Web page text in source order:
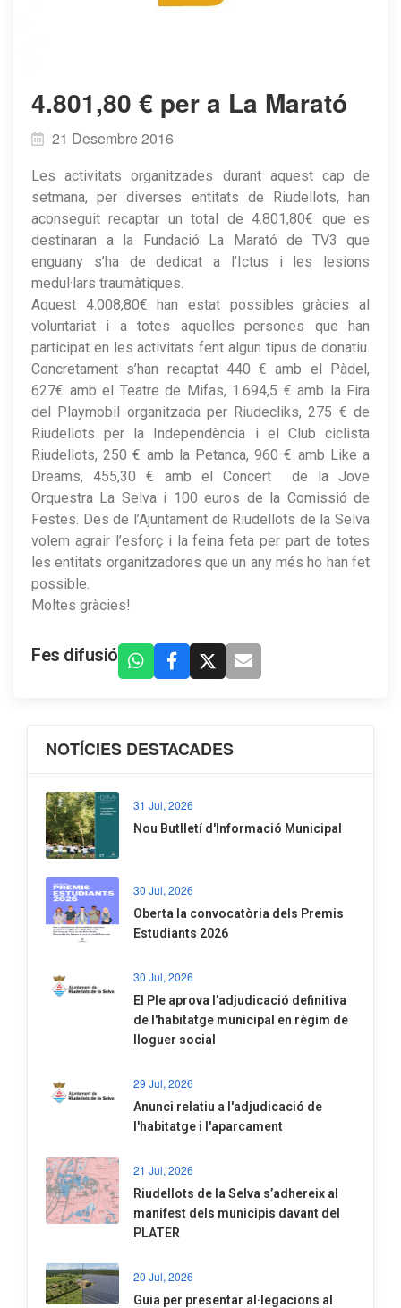
4.801,80 € per a La Marató
21 Desembre 2016
Les activitats organitzades durant aquest cap de
setmana, per diverses entitats de Riudellots, han
aconseguit recaptar un total de 4.801,80€ que es
destinaran a la Fundació La Marató de TV3 que
enguany s’ha de dedicat a l’Ictus i les lesions
medul·lars traumàtiques.
Aquest 4.008,80€ han estat possibles gràcies al
voluntariat i a totes aquelles persones que han
participat en les activitats fent algun tipus de donatiu.
Concretament s’han recaptat 440 € amb el Pàdel,
627€ amb el Teatre de Mifas, 1.694,5 € amb la Fira
del Playmobil organitzada per Riudecliks, 275 € de
Riudellots per la Independència i el Club ciclista
Riudellots, 250 € amb la Petanca, 960 € amb Like a
Dreams, 455,30 € amb el Concert de la Jove
Orquestra La Selva i 100 euros de la Comissió de
Festes. Des de l’Ajuntament de Riudellots de la Selva
volem agrair l’esforç i la feina feta per part de totes
les entitats organitzadores que un any més ho han fet
possible.
Moltes gràcies!
Fes difusió
NOTÍCIES DESTACADES
31 Jul, 2026
Nou Butlletí d'Informació Municipal
30 Jul, 2026
Oberta la convocatòria dels Premis
Estudiants 2026
30 Jul, 2026
El Ple aprova l’adjudicació definitiva
de l'habitatge municipal en règim de
lloguer social
29 Jul, 2026
Anunci relatiu a l'adjudicació de
l'habitatge i l'aparcament
21 Jul, 2026
Riudellots de la Selva s’adhereix al
manifest dels municipis davant del
PLATER
20 Jul, 2026
​Guia per presentar al·legacions al